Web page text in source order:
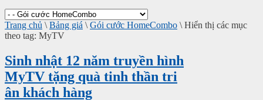
Trang chủ \ Bảng giá \ Gói cước HomeCombo \ Hiển thị các mục
theo tag: MyTV
Sinh nhật 12 năm truyền hình
MyTV tặng quà tinh thần tri
ân khách hàng